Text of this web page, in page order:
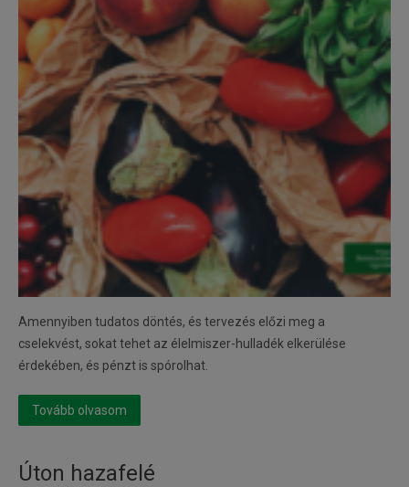
Amennyiben tudatos döntés, és tervezés előzi meg a
cselekvést, sokat tehet az élelmiszer-hulladék elkerülése
érdekében, és pénzt is spórolhat.
Tovább olvasom
Úton hazafelé